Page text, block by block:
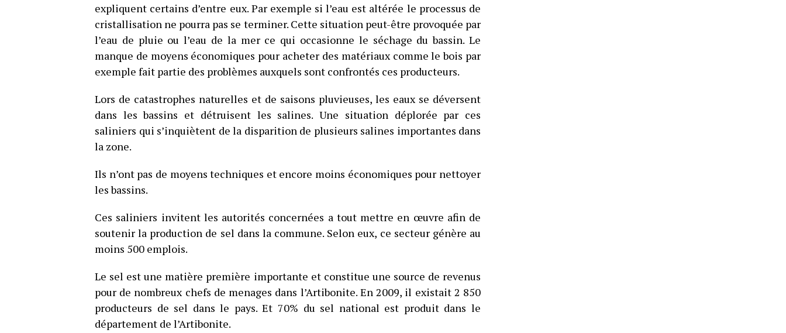
expliquent certains d’entre eux. Par exemple si l’eau est altérée le processus de
cristallisation ne pourra pas se terminer. Cette situation peut-être provoquée par
l’eau de pluie ou l’eau de la mer ce qui occasionne le séchage du bassin. Le
manque de moyens économiques pour acheter des matériaux comme le bois par
exemple fait partie des problèmes auxquels sont confrontés ces producteurs.
Lors de catastrophes naturelles et de saisons pluvieuses, les eaux se déversent
dans les bassins et détruisent les salines. Une situation déplorée par ces
saliniers qui s’inquiètent de la disparition de plusieurs salines importantes dans
la zone.
Ils n’ont pas de moyens techniques et encore moins économiques pour nettoyer
les bassins.
Ces saliniers invitent les autorités concernées a tout mettre en œuvre afin de
soutenir la production de sel dans la commune. Selon eux, ce secteur génère au
moins 500 emplois.
Le sel est une matière première importante et constitue une source de revenus
pour de nombreux chefs de menages dans l’Artibonite. En 2009, il existait 2 850
producteurs de sel dans le pays. Et 70% du sel national est produit dans le
département de l’Artibonite.